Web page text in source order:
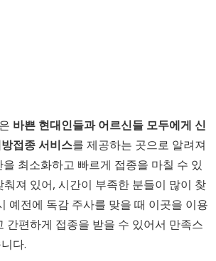
바쁜 현대인들과 어르신들 모두에게 신
접종 서비스를 제공하는 곳으로 알려져
최소화하고 빠르게 접종을 마칠 수 있
져 있어, 시간이 부족한 분들이 많이 찾
예전에 독감 주사를 맞을 때 이곳을 이용
간편하게 접종을 받을 수 있어서 만족스
다.